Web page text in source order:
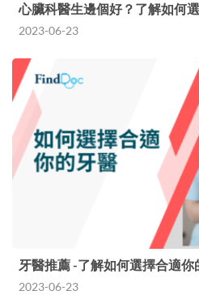
心臟科醫生邊個好？了解如何
2023-06-23
牙醫推薦 -了解如何選擇合適你
2023-06-23